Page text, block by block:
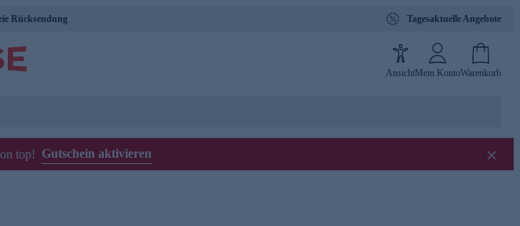
Rücksendung Tagesaktuelle Angebote
AnsichtMein KontoWarenkorb
top! Gutschein aktivieren